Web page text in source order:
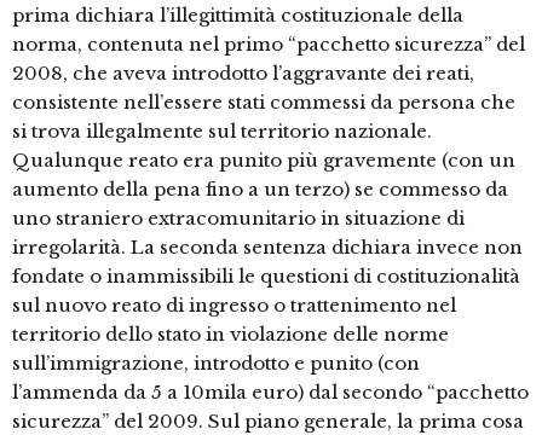
prima dichiara l’illegittimità costituzionale della
norma, contenuta nel primo “pacchetto sicurezza” del
2008, che aveva introdotto l’aggravante dei reati,
consistente nell’essere stati commessi da persona che
si trova illegalmente sul territorio nazionale.
Qualunque reato era punito più gravemente (con un
aumento della pena fino a un terzo) se commesso da
uno straniero extracomunitario in situazione di
irregolarità. La seconda sentenza dichiara invece non
fondate o inammissibili le questioni di costituzionalità
sul nuovo reato di ingresso o trattenimento nel
territorio dello stato in violazione delle norme
sull’immigrazione, introdotto e punito (con
l’ammenda da 5 a 10mila euro) dal secondo “pacchetto
sicurezza” del 2009. Sul piano generale, la prima cosa